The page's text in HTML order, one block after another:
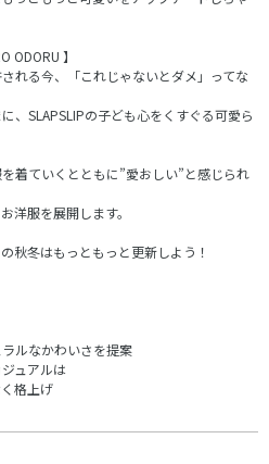
ODORU 】
れる今、「これじゃないとダメ」ってな
、SLAPSLIPの子ども心をくすぐる可愛ら
着ていくとともに”愛おしい”と感じられ
洋服を展開します。
秋冬はもっともっと更新しよう！
ルなかわいさを提案
ュアルは
格上げ